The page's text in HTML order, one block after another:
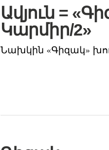
Ավյուն =
Կարմիր/2»
Նախկին «Գիզակ»